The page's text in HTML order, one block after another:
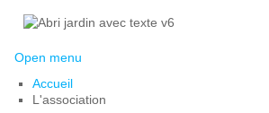
Open menu
Accueil
L'association